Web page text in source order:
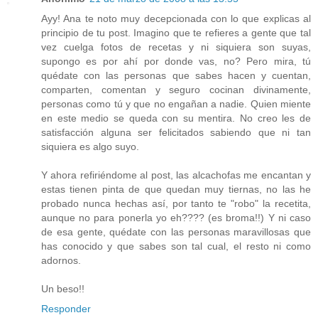
Ayy! Ana te noto muy decepcionada con lo que explicas al
principio de tu post. Imagino que te refieres a gente que tal
vez cuelga fotos de recetas y ni siquiera son suyas,
supongo es por ahí por donde vas, no? Pero mira, tú
quédate con las personas que sabes hacen y cuentan,
comparten, comentan y seguro cocinan divinamente,
personas como tú y que no engañan a nadie. Quien miente
en este medio se queda con su mentira. No creo les de
satisfacción alguna ser felicitados sabiendo que ni tan
siquiera es algo suyo.
Y ahora refiriéndome al post, las alcachofas me encantan y
estas tienen pinta de que quedan muy tiernas, no las he
probado nunca hechas así, por tanto te "robo" la recetita,
aunque no para ponerla yo eh???? (es broma!!) Y ni caso
de esa gente, quédate con las personas maravillosas que
has conocido y que sabes son tal cual, el resto ni como
adornos.
Un beso!!
Responder